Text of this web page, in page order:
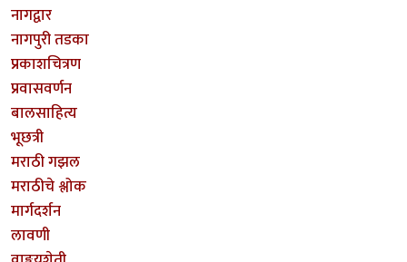
नागद्वार
नागपुरी तडका
प्रकाशचित्रण
प्रवासवर्णन
बालसाहित्य
भूछत्री
मराठी गझल
मराठीचे श्लोक
मार्गदर्शन
लावणी